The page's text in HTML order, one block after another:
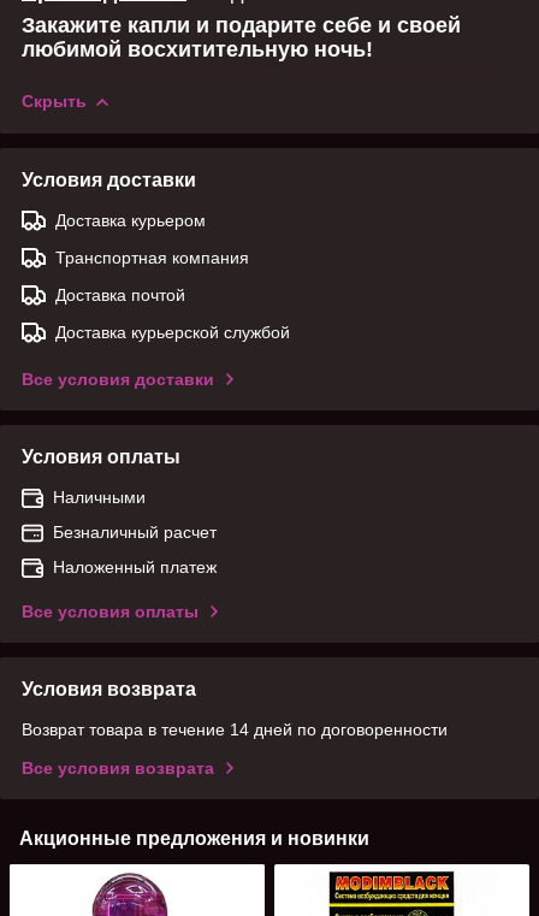
Закажите капли и подарите себе и своей
любимой восхитительную ночь!
Скрыть
Условия доставки
Доставка курьером
Транспортная компания
Доставка почтой
Доставка курьерской службой
Все условия доставки
Условия оплаты
Наличными
Безналичный расчет
Наложенный платеж
Все условия оплаты
Условия возврата
Возврат товара в течение 14 дней по договоренности
Все условия возврата
Акционные предложения и новинки